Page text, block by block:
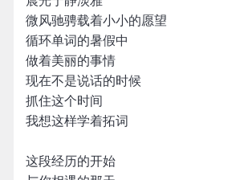
微风驰骋载着小小的愿望
循环单词的暑假中
做着美丽的事情
现在不是说话的时候
抓住这个时间
我想这样学着拓词
这段经历的开始